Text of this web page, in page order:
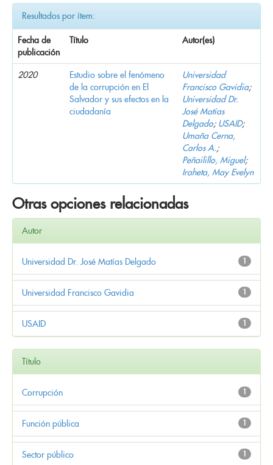
Resultados por ítem:
Fecha de
publicación
Título Autor(es)
2020
Estudio sobre el fenómeno
de la corrupción en El
Salvador y sus efectos en la
ciudadanía
Universidad
Francisco Gavidia;
Universidad Dr.
José Matías
Delgado; USAID;
Umaña Cerna,
Carlos A.;
Peñailillo, Miguel;
Iraheta, May Evelyn
Otras opciones relacionadas
Autor
1
Universidad Dr. José Matías Delgado
1
Universidad Francisco Gavidia
1
USAID
Título
1
Corrupción
1
Función pública
1
Sector público